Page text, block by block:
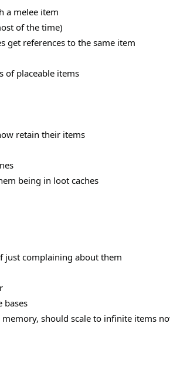
a melee item
of the time)
get references to the same item
of placeable items
retain their items
being in loot caches
just complaining about them
bases
should scale to infinite items